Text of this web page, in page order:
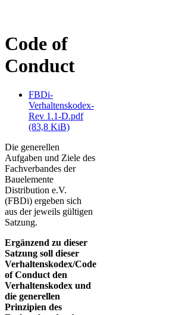
Code of
Conduct
FBDi-
Verhaltenskodex-
Rev 1.1-D.pdf
(83,8 KiB)
Die generellen
Aufgaben und Ziele des
Fachverbandes der
Bauelemente
Distribution e.V.
(FBDi) ergeben sich
aus der jeweils gültigen
Satzung.
Ergänzend zu dieser
Satzung soll dieser
Verhaltenskodex/Code
of Conduct den
Verhaltenskodex und
die generellen
Prinzipien des